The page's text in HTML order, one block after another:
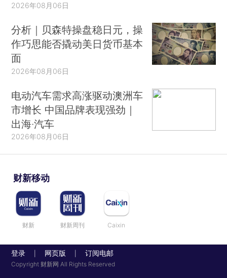
2026年08月06日
分析｜贝森特操盘稳日元，操
作巧思能否撬动美日货币基本
面
2026年08月06日
电动汽车需求高涨驱动澳洲车
市增长 中国品牌表现强劲｜
出海·汽车
2026年08月06日
财新移动
财新 财新周刊 Caixin
登录 网页版 订阅电邮
Copyright 财新网 All Rights Reserved